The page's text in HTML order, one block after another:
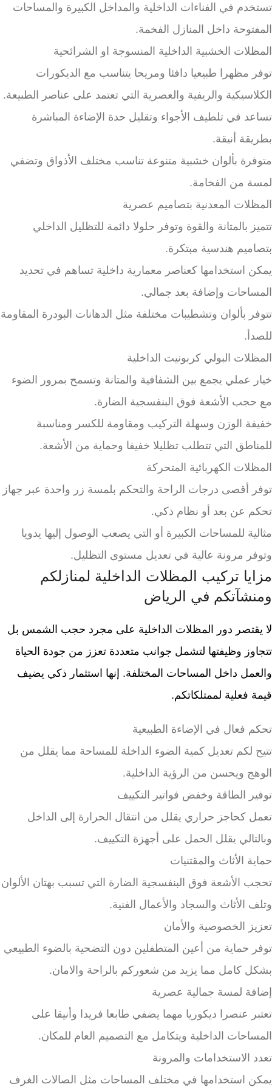
تستخدم في الفناءات الداخلية والمداخل الكبيرة والمساحات
المفتوحة داخل المنازل الفخمة.
المظلات الخشبية الداخلية المنسوجة او الشرائحية
توفر مظهرا طبيعيا دافئا ومريحا يتناسب مع الديكورات
الكلاسيكية والريفية والعصرية التي تعتمد على عناصر الطبيعة.
تساعد في تلطيف الأجواء وتقليل حدة الإضاءة المباشرة
بطريقة أنيقة.
متوفرة بألوان خشبية متنوعة تناسب مختلف الأذواق وتضفي
لمسة من الفخامة.
المظلات المعدنية بتصاميم عصرية
تتميز بالمتانة والقوة وتوفر حلولا دائمة للتظليل الداخلي
بتصاميم هندسية مبتكرة.
يمكن استخدامها كعناصر معمارية داخلية تساهم في تحديد
المساحات وإضافة بعد جمالي.
تتوفر بألوان وتشطيبات مختلفة مثل الدهانات البودرة المقاومة
للصدأ.
المظلات البولي كربونيت الداخلية
خيار عملي يجمع بين الشفافية والمتانة وتسمح بمرور الضوء
مع حجب الأشعة فوق البنفسجية الضارة.
خفيفة الوزن وسهلة التركيب ومقاومة للكسر ومناسبة
للمناطق التي تتطلب تظليلا خفيفا وحماية من الأشعة.
المظلات الكهربائية المتحركة
توفر أقصى درجات الراحة والتحكم بلمسة زر واحدة عبر جهاز
تحكم عن بعد أو نظام ذكي.
مثالية للمساحات الكبيرة أو التي يصعب الوصول إليها يدويا
وتوفر مرونة عالية في تعديل مستوى التظليل.
مزايا تركيب المظلات الداخلية لمنازلكم
ومنشآتكم في الرياض
لا يقتصر دور المظلات الداخلية على مجرد حجب الشمس بل
تتجاوز وظيفتها لتشمل جوانب متعددة تعزز من جودة الحياة
والعمل داخل المساحات المختلفة. إنها استثمار ذكي يضيف
قيمة فعلية لممتلكاتكم.
تحكم فعال في الإضاءة الطبيعية
تتيح لكم تعديل كمية الضوء الداخلة للمساحة مما يقلل من
الوهج ويحسن من الرؤية الداخلية.
توفير الطاقة وخفض فواتير التكييف
تعمل كحاجز حراري يقلل من انتقال الحرارة إلى الداخل
وبالتالي يقلل الحمل على أجهزة التكييف.
حماية الأثاث والمقتنيات
تحجب الأشعة فوق البنفسجية الضارة التي تسبب بهتان الألوان
وتلف الأثاث والسجاد والأعمال الفنية.
تعزيز الخصوصية والأمان
توفر حماية من أعين المتطفلين دون التضحية بالضوء الطبيعي
بشكل كامل مما يزيد من شعوركم بالراحة والامان.
إضافة لمسة جمالية عصرية
تعتبر عنصرا ديكوريا مهما يضفي طابعا فريدا وأنيقا على
المساحات الداخلية ويتكامل مع التصميم العام للمكان.
تعدد الاستخدامات والمرونة
يمكن استخدامها في مختلف المساحات مثل الصالات الغرف